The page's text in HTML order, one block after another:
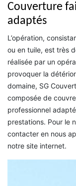
Couverture
adaptés
L’opération,
ou en tuile, est très
réalisée par un
provoquer la
domaine, SG
composée de
professionnel
prestations. Pour le
contacter en nous
notre site internet.